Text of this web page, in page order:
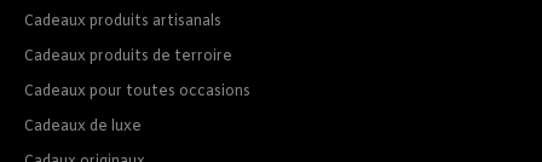
Cadeaux produits artisanals
Cadeaux produits de terroire
Cadeaux pour toutes occasions
Cadeaux de luxe